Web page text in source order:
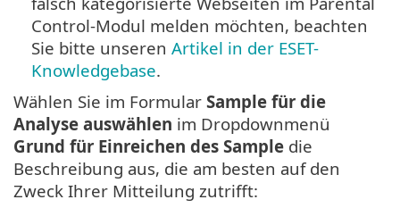
Control-Modul melden möchten, beachten
Sie bitte unseren Artikel in der ESET-
Knowledgebase.
Wählen Sie im Formular Sample für die
Analyse auswählen im Dropdownmenü
Grund für Einreichen des Sample die
Beschreibung aus, die am besten auf den
Zweck Ihrer Mitteilung zutrifft: